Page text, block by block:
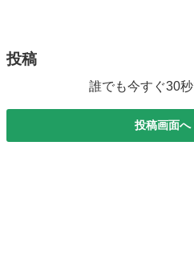
２．２ｉ オープンカー ＥＴＣ Ａ
投稿
誰でも今すぐ30
投稿画面へ